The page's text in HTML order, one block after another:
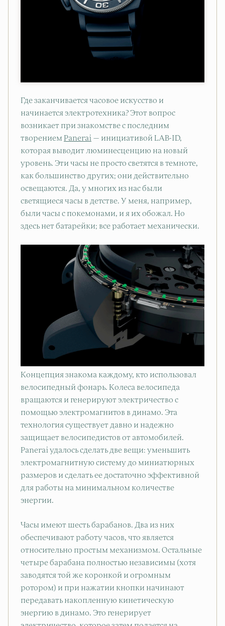
Где заканчивается часовое искусство и
начинается электротехника? Этот вопрос
возникает при знакомстве с последним
творением Panerai — инициативой LAB-ID,
которая выводит люминесценцию на новый
уровень. Эти часы не просто светятся в темноте,
как большинство других; они действительно
освещаются. Да, у многих из нас были
светящиеся часы в детстве. У меня, например,
были часы с покемонами, и я их обожал. Но
здесь нет батарейки; все работает механически.
Концепция знакома каждому, кто использовал
велосипедный фонарь. Колеса велосипеда
вращаются и генерируют электричество с
помощью электромагнитов в динамо. Эта
технология существует давно и надежно
защищает велосипедистов от автомобилей.
Panerai удалось сделать две вещи: уменьшить
электромагнитную систему до миниатюрных
размеров и сделать ее достаточно эффективной
для работы на минимальном количестве
энергии.
Часы имеют шесть барабанов. Два из них
обеспечивают работу часов, что является
относительно простым механизмом. Остальные
четыре барабана полностью независимы (хотя
заводятся той же коронкой и огромным
ротором) и при нажатии кнопки начинают
передавать накопленную кинетическую
энергию в динамо. Это генерирует